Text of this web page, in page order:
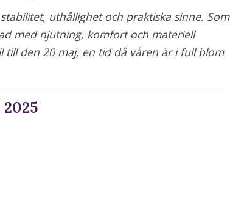
uthållighet och praktiska sinne. Som
med njutning, komfort och materiell
till den 20 maj, en tid då våren är i full blom